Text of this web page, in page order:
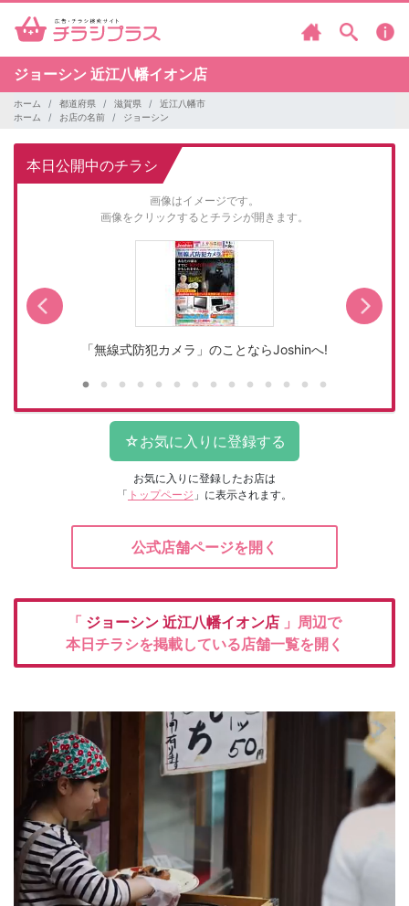
ジョーシン 近江八幡イオン店
ホーム 都道府県 滋賀県
近江八幡市
ホーム
お店の名前 ジョーシン
本日公開中のチラシ
画像はイメージです。
画像をクリックするとチラシが開きます。
「無線式防犯カメラ」のことならJoshinへ!
お気に入りに登録したお店は
「 トップページ 」に表示されます。
公式店舗ページを開く
「 ジョーシン 近江八幡イオン店 」周辺で
本日チラシを掲載している店舗一覧を開く